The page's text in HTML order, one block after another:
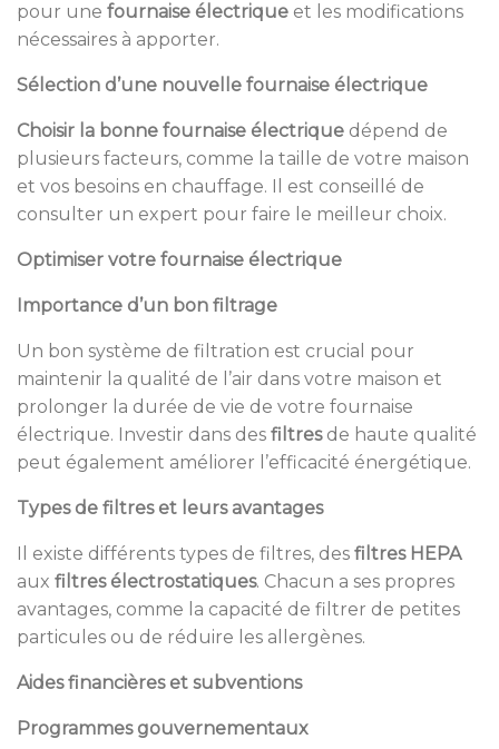
pour une fournaise électrique et les modifications
nécessaires à apporter.
Sélection d’une nouvelle fournaise électrique
Choisir la bonne fournaise électrique dépend de
plusieurs facteurs, comme la taille de votre maison
et vos besoins en chauffage. Il est conseillé de
consulter un expert pour faire le meilleur choix.
Optimiser votre fournaise électrique
Importance d’un bon filtrage
Un bon système de filtration est crucial pour
maintenir la qualité de l’air dans votre maison et
prolonger la durée de vie de votre fournaise
électrique. Investir dans des filtresde haute qualité
peut également améliorer l’efficacité énergétique.
Types de filtres et leurs avantages
Il existe différents types de filtres, des filtres HEPA
aux filtres électrostatiques. Chacun a ses propres
avantages, comme la capacité de filtrer de petites
particules ou de réduire les allergènes.
Aides financières et subventions
Programmes gouvernementaux